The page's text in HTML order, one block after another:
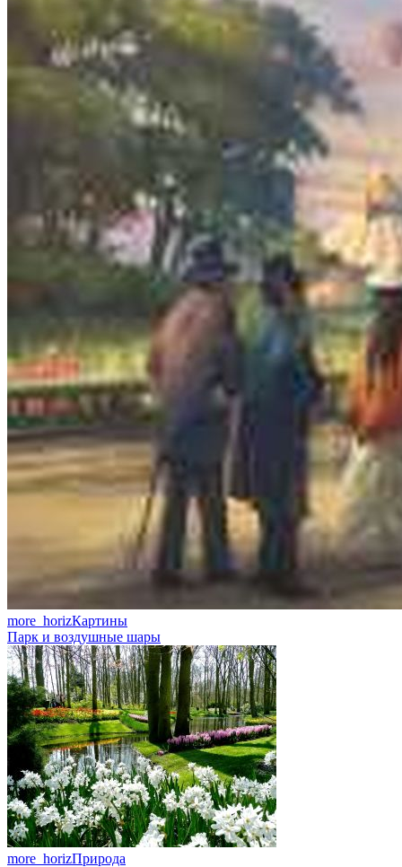
more_horizКартины
Парк и воздушные шары
more_horizПрирода